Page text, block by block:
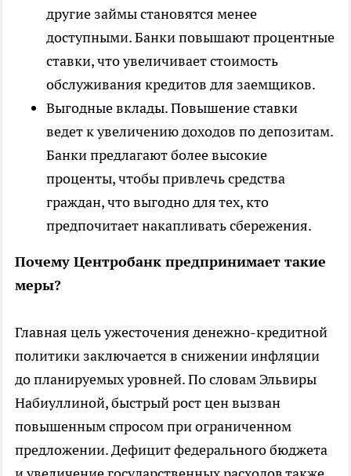
другие займы становятся менее
доступными. Банки повышают процентные
ставки, что увеличивает стоимость
обслуживания кредитов для заемщиков.
Выгодные вклады. Повышение ставки
ведет к увеличению доходов по депозитам.
Банки предлагают более высокие
проценты, чтобы привлечь средства
граждан, что выгодно для тех, кто
предпочитает накапливать сбережения.
Почему Центробанк предпринимает такие
меры?
Главная цель ужесточения денежно-кредитной
политики заключается в снижении инфляции
до планируемых уровней. По словам Эльвиры
Набиуллиной, быстрый рост цен вызван
повышенным спросом при ограниченном
предложении. Дефицит федерального бюджета